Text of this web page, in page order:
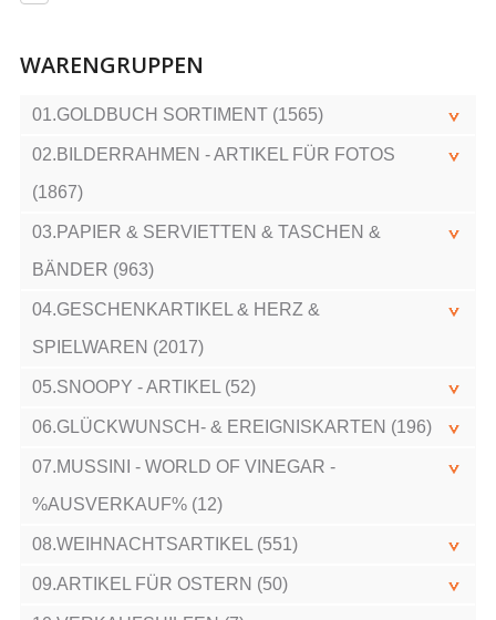
WARENGRUPPEN
01.GOLDBUCH SORTIMENT (1565)
02.BILDERRAHMEN - ARTIKEL FÜR FOTOS
(1867)
03.PAPIER & SERVIETTEN & TASCHEN &
BÄNDER (963)
04.GESCHENKARTIKEL & HERZ &
SPIELWAREN (2017)
05.SNOOPY - ARTIKEL (52)
06.GLÜCKWUNSCH- & EREIGNISKARTEN (196)
07.MUSSINI - WORLD OF VINEGAR -
%AUSVERKAUF% (12)
08.WEIHNACHTSARTIKEL (551)
09.ARTIKEL FÜR OSTERN (50)